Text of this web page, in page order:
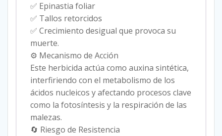
✅ Epinastia foliar
✅ Tallos retorcidos
✅ Crecimiento desigual que provoca su
muerte.
⚙ Mecanismo de Acción
Este herbicida actúa como auxina sintética,
interfiriendo con el metabolismo de los
ácidos nucleicos y afectando procesos clave
como la fotosíntesis y la respiración de las
malezas.
🔄 Riesgo de Resistencia